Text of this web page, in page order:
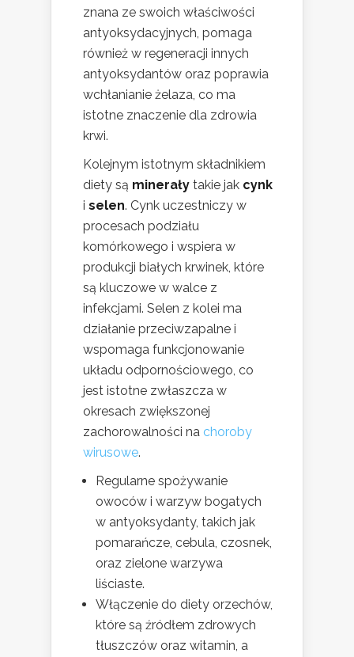
znana ze swoich właściwości
antyoksydacyjnych, pomaga
również w regeneracji innych
antyoksydantów oraz poprawia
wchłanianie żelaza, co ma
istotne znaczenie dla zdrowia
krwi.
Kolejnym istotnym składnikiem
diety są minerały takie jak cynk
i selen. Cynk uczestniczy w
procesach podziału
komórkowego i wspiera w
produkcji białych krwinek, które
są kluczowe w walce z
infekcjami. Selen z kolei ma
działanie przeciwzapalne i
wspomaga funkcjonowanie
układu odpornościowego, co
jest istotne zwłaszcza w
okresach zwiększonej
zachorowalności na choroby
wirusowe.
Regularne spożywanie
owoców i warzyw bogatych
w antyoksydanty, takich jak
pomarańcze, cebula, czosnek,
oraz zielone warzywa
liściaste.
Włączenie do diety orzechów,
które są źródłem zdrowych
tłuszczów oraz witamin, a